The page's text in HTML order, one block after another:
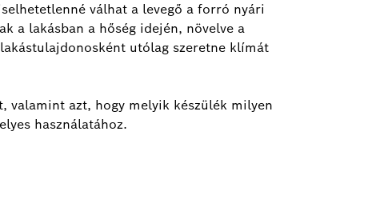
válhat a levegő a forró nyári
a lakásban a hőség idején, növelve a
utólag szeretne klímát
valamint azt, hogy melyik készülék milyen
használatához.